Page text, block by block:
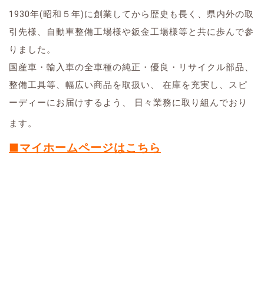
1930年(昭和５年)に創業してから歴史も長く、県内外の取
引先様、自動車整備工場様や鈑金工場様等と共に歩んで参
りました。
国産車・輸入車の全車種の純正・優良・リサイクル部品、
整備工具等、幅広い商品を取扱い、 在庫を充実し、スピ
ーディーにお届けするよう、 日々業務に取り組んでおり
ます。
■マイホームページはこちら